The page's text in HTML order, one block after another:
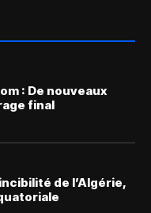
: De nouveaux
final
de l’Algérie,